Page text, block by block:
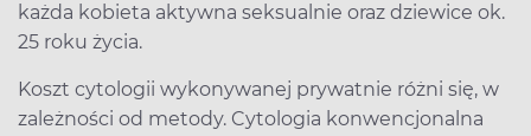
każda kobieta aktywna seksualnie oraz dziewice ok.
25 roku życia.
Koszt cytologii wykonywanej prywatnie różni się, w
zależności od metody. Cytologia konwencjonalna